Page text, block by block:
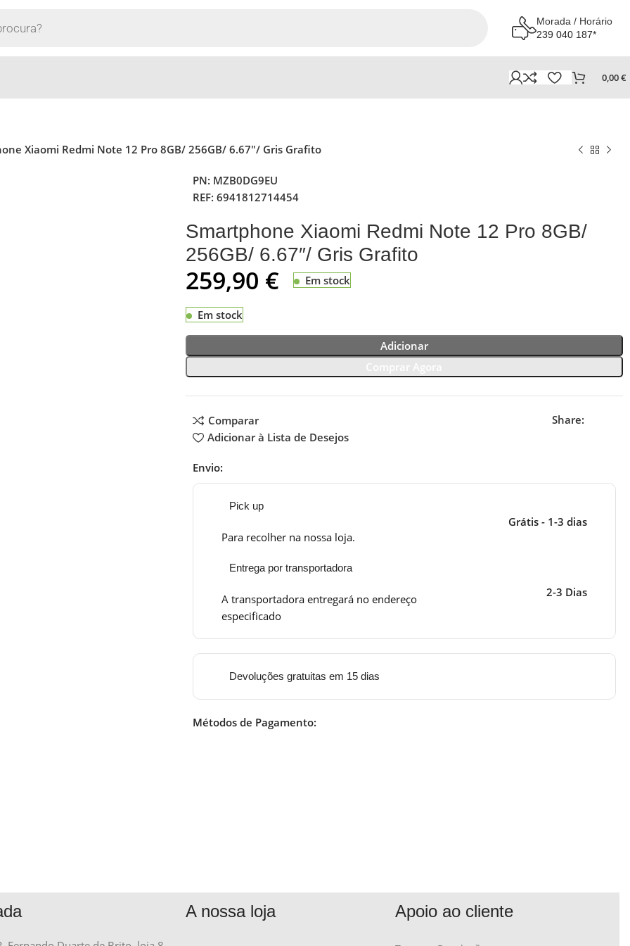
Morada / Horário
239 040 187*
0,00€
Xiaomi Redmi Note 12 Pro 8GB/ 256GB/ 6.67″/ Gris Grafito
PN: MZB0DG9EU
REF: 6941812714454
Smartphone Xiaomi Redmi Note 12 Pro 8GB/
256GB/ 6.67″/ Gris Grafito
259,90 € Em stock
Em stock
Adicionar
Comparar
Adicionar à Lista de Desejos
Share:
Envio:
Pick up
Para recolher na nossa loja.
Grátis - 1-3 dias
Entrega por transportadora
A transportadora entregará no endereço
especificado
2-3 Dias
Devoluções gratuitas em 15 dias
Métodos de Pagamento:
A nossa loja Apoio ao cliente